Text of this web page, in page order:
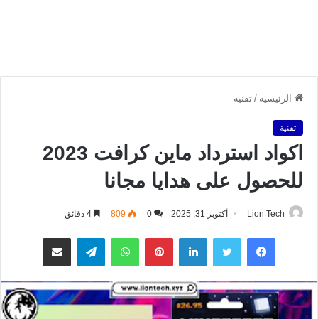
الرئيسية / تقنية
تقنية
اكواد استرداد ماين كرافت 2023
للحصول على هدايا مجانا
Lion Tech أكتوبر 31, 2025 0
809
فيسبوك تويتر لينكدإن بينتيريستواتساب تيلقرام مشاركة عبر البريد